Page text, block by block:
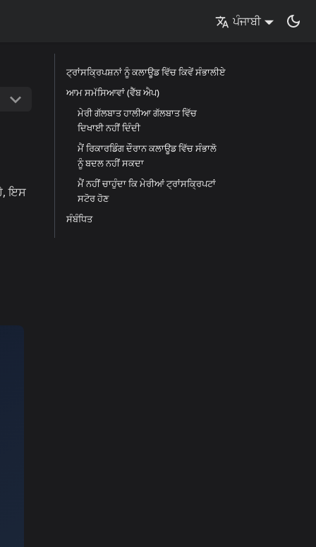
ਪੰਜਾਬੀ
ਇਸ
ਟ੍ਰਾਂਸਕ੍ਰਿਪਸ਼ਨਾਂ ਨੂੰ ਕਲਾਊਡ ਵਿੱਚ ਕਿਵੇਂ ਸੰਭਾਲੀਏ
ਆਮ ਸਮੱਸਿਆਵਾਂ (ਵੈੱਬ ਐਪ)
ਮੇਰੀ ਗੱਲਬਾਤ ਹਾਲੀਆ ਗੱਲਬਾਤ ਵਿੱਚ
ਦਿਖਾਈ ਨਹੀਂ ਦਿੰਦੀ
ਮੈਂ ਰਿਕਾਰਡਿੰਗ ਦੌਰਾਨ ਕਲਾਊਡ ਵਿੱਚ ਸੰਭਾਲੋ
ਨੂੰ ਬਦਲ ਨਹੀਂ ਸਕਦਾ
ਮੈਂ ਨਹੀਂ ਚਾਹੁੰਦਾ ਕਿ ਮੇਰੀਆਂ ਟ੍ਰਾਂਸਕ੍ਰਿਪਟਾਂ
ਸਟੋਰ ਹੋਣ
ਸੰਬੰਧਿਤ